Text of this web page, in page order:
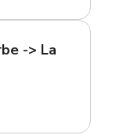
-> La